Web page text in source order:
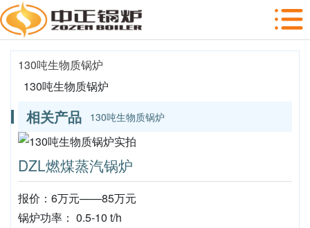
130吨生物质锅炉
130吨生物质锅炉
相关产品 130吨生物质锅炉
DZL燃煤蒸汽锅炉
报价：6万元——85万元
锅炉功率： 0.5-10 t/h